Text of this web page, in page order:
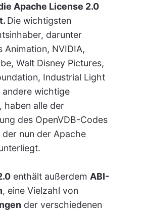
Apache License 2.0
Die wichtigsten
darunter
Animation, NVIDIA,
Walt Disney Pictures,
Industrial Light
andere wichtige
haben alle der
des OpenVDB-Codes
nun der Apache
enthält außerdemABI-
, eine Vielzahl von
der verschiedenen